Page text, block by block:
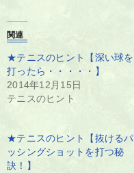
関連
★テニスのヒント【深い球を
打ったら・・・・・】
2014年12月15日
テニスのヒント
★テニスのヒント【抜けるパ
ッシングショットを打つ秘
訣！】